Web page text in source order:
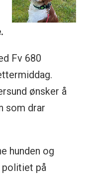
Fv 680
ønsker å
som drar
hunden og
politiet på